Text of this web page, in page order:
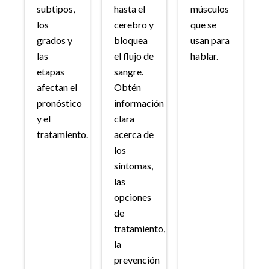
subtipos,
los
grados y
las
etapas
afectan el
pronóstico
y el
tratamiento.
hasta el
cerebro y
bloquea
el flujo de
sangre.
Obtén
información
clara
acerca de
los
síntomas,
las
opciones
de
tratamiento,
la
prevención
músculos
que se
usan para
hablar.